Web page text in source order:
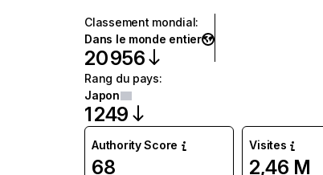
Classement mondial:
Dans le monde entier
20 956
Rang du pays:
Japon
1 249
Authority Score
68
Visites
2,46 M